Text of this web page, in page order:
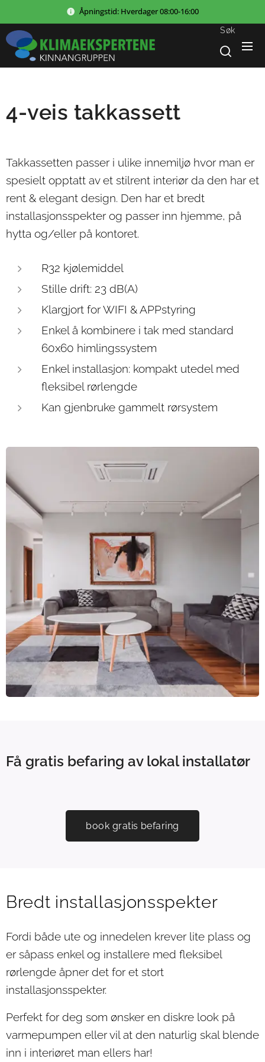
Åpningstid: Hverdager08:00-16:00
Søk
4-veis takkassett
Takkassetten passer i ulike innemiljø hvor man er
spesielt opptatt av et stilrent interiør da den har et
rent & elegant design. Den har et bredt
installasjonsspekter og passer inn hjemme, på
hytta og/eller på kontoret.
R32 kjølemiddel
Stille drift: 23 dB(A)
Klargjort for WIFI & APPstyring
Enkel å kombinere i tak med standard
60x60 himlingssystem
Enkel installasjon: kompakt utedel med
fleksibel rørlengde
Kan gjenbruke gammelt rørsystem
Få gratis befaring av lokal installatør
book gratis befaring
Bredt installasjonsspekter
Fordi både ute og innedelen krever lite plass og
er såpass enkel og installere med fleksibel
rørlengde åpner det for et stort
installasjonsspekter.
Perfekt for deg som ønsker en diskre look på
varmepumpen eller vil at den naturlig skal blende
inn i interiøret man ellers har!